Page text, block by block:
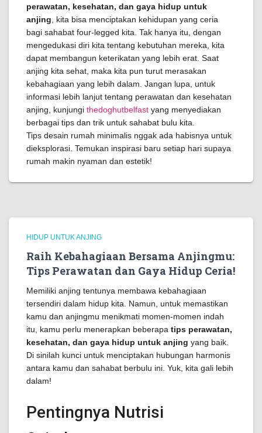
perawatan, kesehatan, dan gaya hidup untuk
anjing , kita bisa menciptakan kehidupan yang ceria
bagi sahabat four-legged kita. Tak hanya itu, dengan
mengedukasi diri kita tentang kebutuhan mereka, kita
dapat membangun keterikatan yang lebih erat. Saat
anjing kita sehat, maka kita pun turut merasakan
kebahagiaan yang lebih dalam. Jangan lupa, untuk
informasi lebih lanjut tentang perawatan dan kesehatan
anjing, kunjungi thedoghutbelfast yang menyediakan
berbagai tips dan trik untuk sahabat bulu kita.
Tips desain rumah minimalis nggak ada habisnya untuk
dieksplorasi. Temukan inspirasi baru setiap hari supaya
rumah makin nyaman dan estetik!
HIDUP UNTUK ANJING
Raih Kebahagiaan Bersama Anjingmu:
Tips Perawatan dan Gaya Hidup Ceria!
Memiliki anjing tentunya membawa kebahagiaan
tersendiri dalam hidup kita. Namun, untuk memastikan
kamu dan anjingmu menikmati momen-momen indah
itu, kamu perlu menerapkan beberapa tips perawatan,
kesehatan, dan gaya hidup untuk anjing yang baik.
Di sinilah kunci untuk menciptakan hubungan harmonis
antara kamu dan sahabat berbulu ini. Yuk, kita gali lebih
dalam!
Pentingnya Nutrisi